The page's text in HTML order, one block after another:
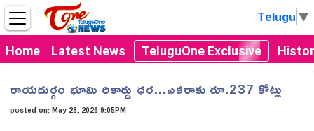
Home Latest News TeluguOne Exclusive
Telugu▼
రాయదుర్గం భూమి రికార్డు ధర...ఎకరాకు రూ.237 కోట్లు
posted on:May 28, 2026 9:05PM